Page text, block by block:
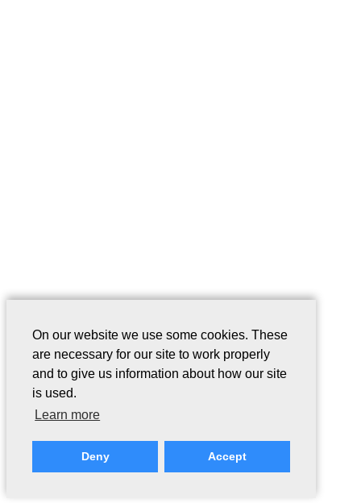
On our website we use some cookies. These
are necessary for our site to work properly
and to give us information about how our site
is used.
Learn more
Deny Accept